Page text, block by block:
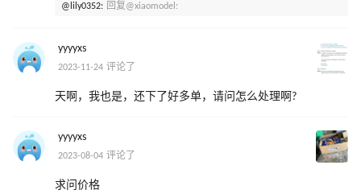
@lily0352: 回复@xiaomodel:
yyyyxs
2023-11-24 评论了
天啊，我也是，还下了好多单，请问怎么处理啊?
yyyyxs
2023-08-04 评论了
求问价格